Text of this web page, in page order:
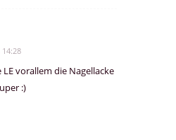
LE vorallem die Nagellacke
:)